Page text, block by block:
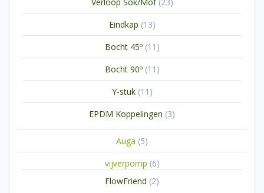
producten
Eindkap 1313
producten
Bocht 45º 11 11
producten
Bocht 90º 11 11
producten
Y-stuk 11 11
producten
EPDM Koppelingen 33
Auga 55
producten
vijverpomp 66
FlowFriend 22